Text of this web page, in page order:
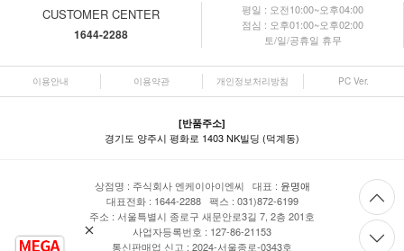
CUSTOMER CENTER
1644-2288
평일 : 오전10:00~오후04:00
점심 : 오후01:00~오후02:00
토/일/공휴일 휴무
이용안내 이용약관 개인정보처리방침 PC Ver.
[반품주소]
경기도 양주시 평화로 1403 NK빌딩 (덕계동)
상점명 : 주식회사 엔케이아이엔씨 대표 : 윤명애
대표전화 : 1644-2288 팩스 : 031)872-6199
주소 : 서울특별시 종로구 새문안로3길 7, 2층 201호
사업자등록번호 : 127-86-21153
통신판매업 신고 : 2024-서울종로-0343호